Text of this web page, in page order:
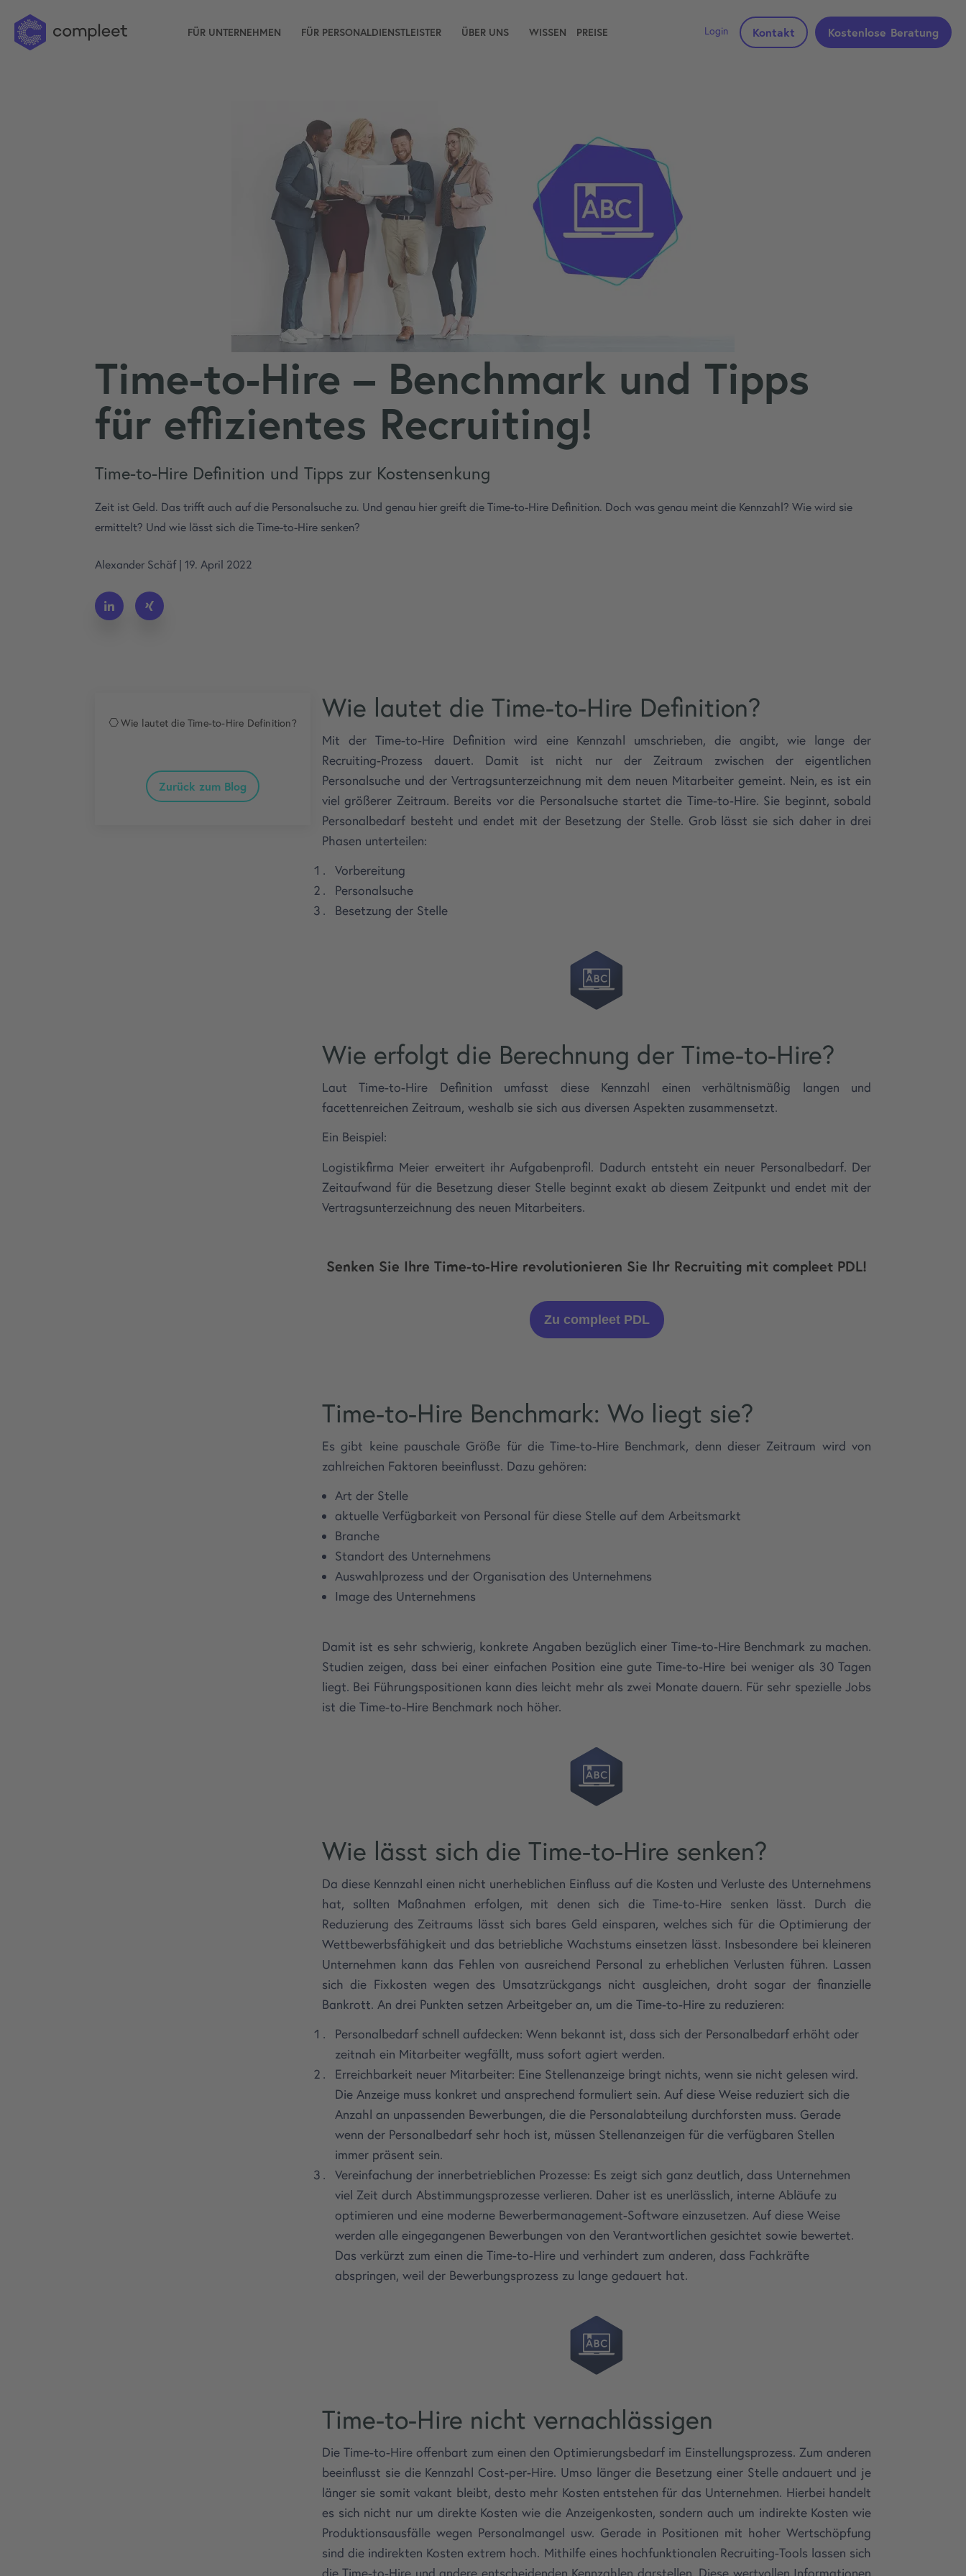
FÜR UNTERNEHMEN FÜR PERSONALDIENSTLEISTER ÜBER UNS WISSEN PREISE Login Kontakt Kostenlose Beratung
Time-to-Hire – Benchmark und Tipps
für effizientes Recruiting!
Time-to-Hire Definition und Tipps zur Kostensenkung
Zeit ist Geld. Das trifft auch auf die Personalsuche zu. Und genau hier greift die Time-to-Hire Definition. Doch was genau meint die Kennzahl? Wie wird sie
ermittelt? Und wie lässt sich die Time-to-Hire senken?
Alexander Schäf | 19. April 2022
Wie lautet die Time-to-Hire Definition?
Zurück zum Blog
Wie lautet die Time-to-Hire Definition?
Mit der Time-to-Hire Definition wird eine Kennzahl umschrieben, die angibt, wie lange der
Recruiting-Prozess dauert. Damit ist nicht nur der Zeitraum zwischen der eigentlichen
Personalsuche und der Vertragsunterzeichnung mit dem neuen Mitarbeiter gemeint. Nein, es ist ein
viel größerer Zeitraum. Bereits vor die Personalsuche startet die Time-to-Hire. Sie beginnt, sobald
Personalbedarf besteht und endet mit der Besetzung der Stelle. Grob lässt sie sich daher in drei
Phasen unterteilen:
Vorbereitung
Personalsuche
Besetzung der Stelle
Wie erfolgt die Berechnung der Time-to-Hire?
Laut Time-to-Hire Definition umfasst diese Kennzahl einen verhältnismäßig langen und
facettenreichen Zeitraum, weshalb sie sich aus diversen Aspekten zusammensetzt.
Ein Beispiel:
Logistikfirma Meier erweitert ihr Aufgabenprofil. Dadurch entsteht ein neuer Personalbedarf. Der
Zeitaufwand für die Besetzung dieser Stelle beginnt exakt ab diesem Zeitpunkt und endet mit der
Vertragsunterzeichnung des neuen Mitarbeiters.
Senken Sie Ihre Time-to-Hire revolutionieren Sie Ihr Recruiting mit compleet PDL!
Zu compleet PDL
Time-to-Hire Benchmark: Wo liegt sie?
Es gibt keine pauschale Größe für die Time-to-Hire Benchmark, denn dieser Zeitraum wird von
zahlreichen Faktoren beeinflusst. Dazu gehören:
Art der Stelle
aktuelle Verfügbarkeit von Personal für diese Stelle auf dem Arbeitsmarkt
Branche
Standort des Unternehmens
Auswahlprozess und der Organisation des Unternehmens
Image des Unternehmens
Damit ist es sehr schwierig, konkrete Angaben bezüglich einer Time-to-Hire Benchmark zu machen.
Studien zeigen, dass bei einer einfachen Position eine gute Time-to-Hire bei weniger als 30 Tagen
liegt. Bei Führungspositionen kann dies leicht mehr als zwei Monate dauern. Für sehr spezielle Jobs
ist die Time-to-Hire Benchmark noch höher.
Wie lässt sich die Time-to-Hire senken?
Da diese Kennzahl einen nicht unerheblichen Einfluss auf die Kosten und Verluste des Unternehmens
hat, sollten Maßnahmen erfolgen, mit denen sich die Time-to-Hire senken lässt. Durch die
Reduzierung des Zeitraums lässt sich bares Geld einsparen, welches sich für die Optimierung der
Wettbewerbsfähigkeit und das betriebliche Wachstums einsetzen lässt. Insbesondere bei kleineren
Unternehmen kann das Fehlen von ausreichend Personal zu erheblichen Verlusten führen. Lassen
sich die Fixkosten wegen des Umsatzrückgangs nicht ausgleichen, droht sogar der finanzielle
Bankrott. An drei Punkten setzen Arbeitgeber an, um die Time-to-Hire zu reduzieren:
Personalbedarf schnell aufdecken: Wenn bekannt ist, dass sich der Personalbedarf erhöht oder
zeitnah ein Mitarbeiter wegfällt, muss sofort agiert werden.
Erreichbarkeit neuer Mitarbeiter: Eine Stellenanzeige bringt nichts, wenn sie nicht gelesen wird.
Die Anzeige muss konkret und ansprechend formuliert sein. Auf diese Weise reduziert sich die
Anzahl an unpassenden Bewerbungen, die die Personalabteilung durchforsten muss. Gerade
wenn der Personalbedarf sehr hoch ist, müssen Stellenanzeigen für die verfügbaren Stellen
immer präsent sein.
Vereinfachung der innerbetrieblichen Prozesse: Es zeigt sich ganz deutlich, dass Unternehmen
viel Zeit durch Abstimmungsprozesse verlieren. Daher ist es unerlässlich, interne Abläufe zu
optimieren und eine moderne Bewerbermanagement-Software einzusetzen. Auf diese Weise
werden alle eingegangenen Bewerbungen von den Verantwortlichen gesichtet sowie bewertet.
Das verkürzt zum einen die Time-to-Hire und verhindert zum anderen, dass Fachkräfte
abspringen, weil der Bewerbungsprozess zu lange gedauert hat.
Time-to-Hire nicht vernachlässigen
Die Time-to-Hire offenbart zum einen den Optimierungsbedarf im Einstellungsprozess. Zum anderen
beeinflusst sie die Kennzahl Cost-per-Hire. Umso länger die Besetzung einer Stelle andauert und je
länger sie somit vakant bleibt, desto mehr Kosten entstehen für das Unternehmen. Hierbei handelt
es sich nicht nur um direkte Kosten wie die Anzeigenkosten, sondern auch um indirekte Kosten wie
Produktionsausfälle wegen Personalmangel usw. Gerade in Positionen mit hoher Wertschöpfung
sind die indirekten Kosten extrem hoch. Mithilfe eines hochfunktionalen Recruiting-Tools lassen sich